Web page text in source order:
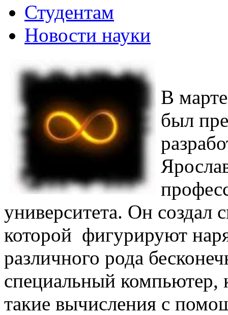
Студентам
Новости науки
В
был
университета. Он создал
которой фигурируют
различного рода
специальный компьютер,
такие вычисления с